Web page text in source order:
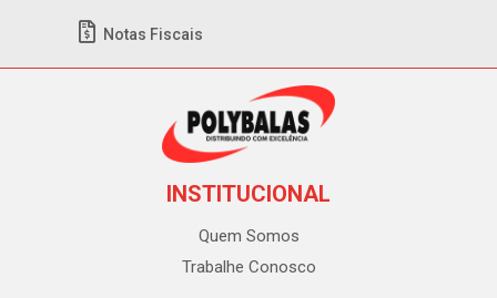
Notas Fiscais
INSTITUCIONAL
Quem Somos
Trabalhe Conosco